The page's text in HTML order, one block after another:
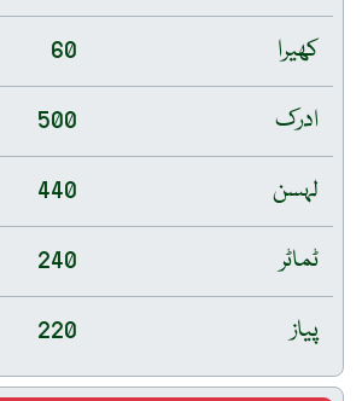
کھیرا
60
ادرک
500
لہسن
440
ٹماٹر
240
پیاز
220